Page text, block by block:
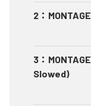
2 ：
3 ：
Slowed)